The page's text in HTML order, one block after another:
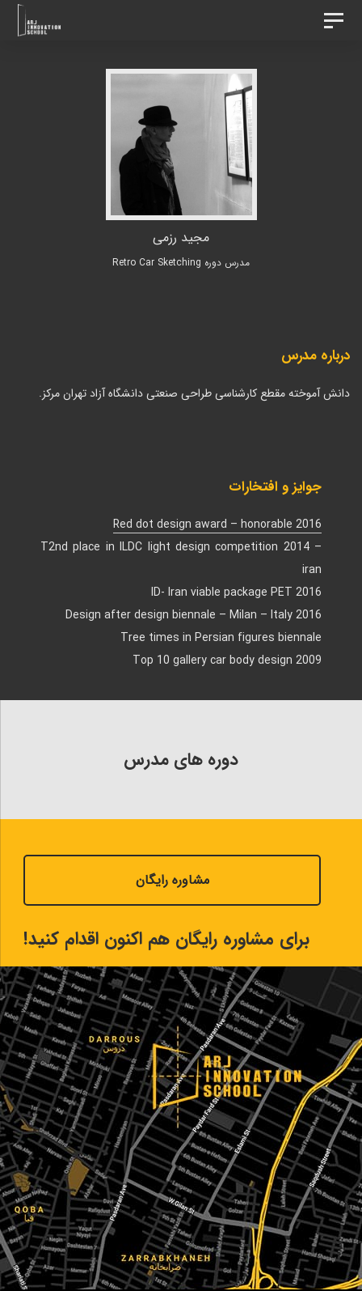
رد
پرش
تغییر
مجید رزمی
مدرس دوره Retro Car Sketching
درباره مدرس
دانش آموخته مقطع کارشناسی طراحی صنعتی دانشگاه آزاد تهران مرکز.
جوایز و افتخارات
Red dot design award – honorable 2016
T2nd place in ILDC light design competition 2014 –
iran
ID- Iran viable package PET 2016
Design after design biennale – Milan – Italy 2016
Tree times in Persian figures biennale
Top 10 gallery car body design 2009
دوره های مدرس
مشاوره رایگان
برای مشاوره رایگان هم اکنون اقدام کنید!